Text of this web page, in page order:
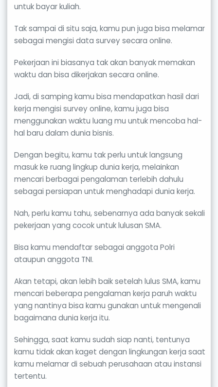
untuk bayar kuliah.
Tak sampai di situ saja, kamu pun juga bisa melamar
sebagai mengisi data survey secara online.
Pekerjaan ini biasanya tak akan banyak memakan
waktu dan bisa dikerjakan secara online.
Jadi, di samping kamu bisa mendapatkan hasil dari
kerja mengisi survey online, kamu juga bisa
menggunakan waktu luang mu untuk mencoba hal-
hal baru dalam dunia bisnis.
Dengan begitu, kamu tak perlu untuk langsung
masuk ke ruang lingkup dunia kerja, melainkan
mencari berbagai pengalaman terlebih dahulu
sebagai persiapan untuk menghadapi dunia kerja.
Nah, perlu kamu tahu, sebenarnya ada banyak sekali
pekerjaan yang cocok untuk lulusan SMA.
Bisa kamu mendaftar sebagai anggota Polri
ataupun anggota TNI.
Akan tetapi, akan lebih baik setelah lulus SMA, kamu
mencari beberapa pengalaman kerja paruh waktu
yang nantinya bisa kamu gunakan untuk mengenali
bagaimana dunia kerja itu.
Sehingga, saat kamu sudah siap nanti, tentunya
kamu tidak akan kaget dengan lingkungan kerja saat
kamu melamar di sebuah perusahaan atau instansi
tertentu.